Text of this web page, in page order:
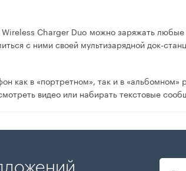
Charger Duo можно заряжать
с ними своей мультизарядной док-
как в «портретном», так и в
видео или набирать текстовые